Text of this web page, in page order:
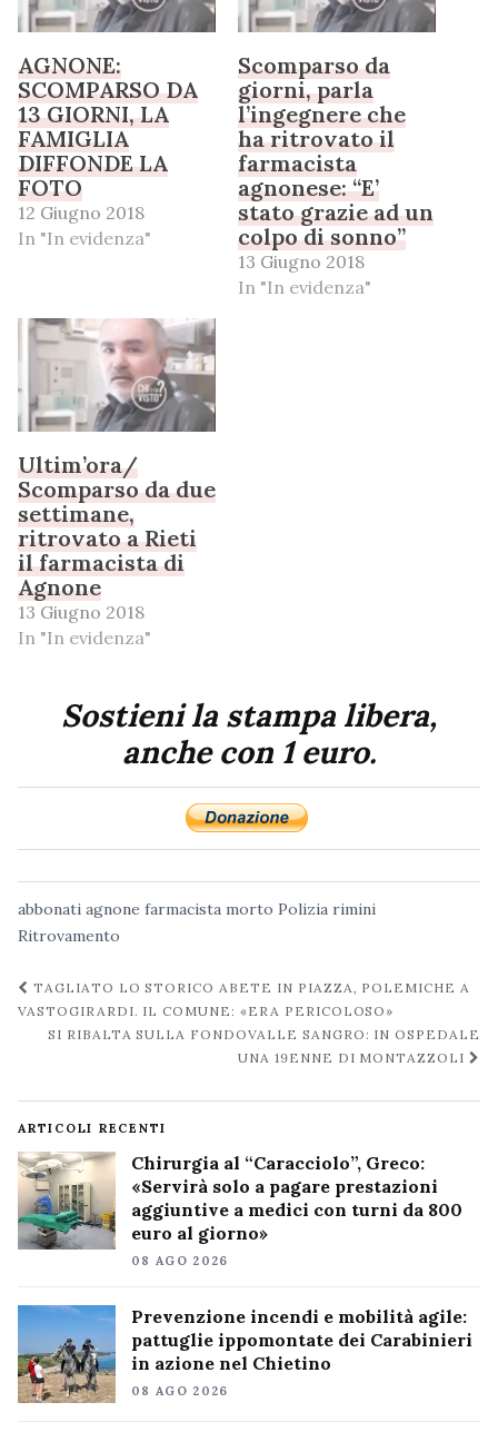
AGNONE:
SCOMPARSO DA
13 GIORNI, LA
FAMIGLIA
DIFFONDE LA
FOTO
12 Giugno 2018
In "In evidenza"
Scomparso da
giorni, parla
l’ingegnere che
ha ritrovato il
farmacista
agnonese: “E’
stato grazie ad un
colpo di sonno”
13 Giugno 2018
In "In evidenza"
Ultim’ora/
Scomparso da due
settimane,
ritrovato a Rieti
il farmacista di
Agnone
13 Giugno 2018
In "In evidenza"
Sostieni la stampa libera,
anche con 1 euro.
abbonati agnone farmacista morto Polizia rimini
Ritrovamento
Navigazione
post
TAGLIATO LO STORICO ABETE IN PIAZZA, POLEMICHE A
VASTOGIRARDI. IL COMUNE: «ERA PERICOLOSO»
SI RIBALTA SULLA FONDOVALLE SANGRO: IN OSPEDALE
UNA 19ENNE DI MONTAZZOLI
ARTICOLI RECENTI
Chirurgia al “Caracciolo”, Greco:
«Servirà solo a pagare prestazioni
aggiuntive a medici con turni da 800
euro al giorno»
08 AGO 2026
Prevenzione incendi e mobilità agile:
pattuglie ippomontate dei Carabinieri
in azione nel Chietino
08 AGO 2026